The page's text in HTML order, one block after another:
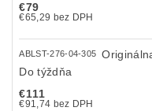
€79
€65,29 bez DPH
ABLST-276-04-305
Do týždňa
€111
€91,74 bez DPH